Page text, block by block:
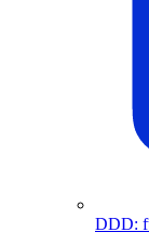
DDD: